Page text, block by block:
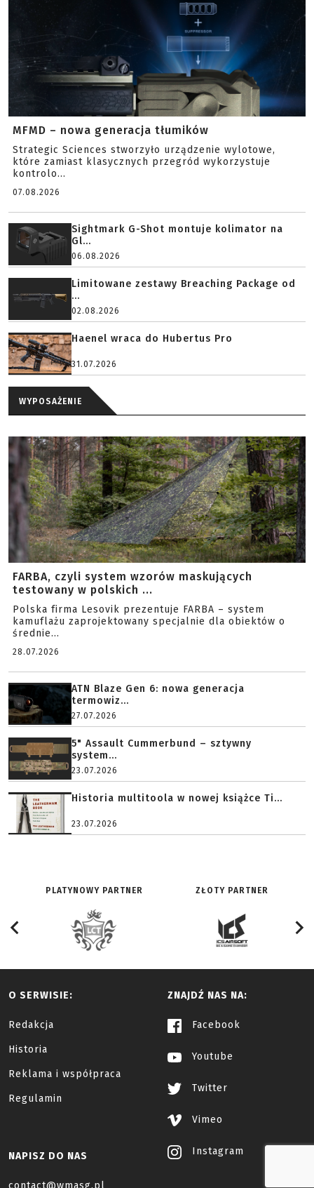
MFMD – nowa generacja tłumików
Strategic Sciences stworzyło urządzenie wylotowe,
które zamiast klasycznych przegród wykorzystuje
kontrolo...
07.08.2026
Sightmark G-Shot montuje kolimator na
Gl...
06.08.2026
Limitowane zestawy Breaching Package od
...
02.08.2026
Haenel wraca do Hubertus Pro
31.07.2026
WYPOSAŻENIE
FARBA, czyli system wzorów maskujących
testowany w polskich ...
Polska firma Lesovik prezentuje FARBA – system
kamuflażu zaprojektowany specjalnie dla obiektów o
średnie...
28.07.2026
ATN Blaze Gen 6: nowa generacja
termowiz...
27.07.2026
5" Assault Cummerbund – sztywny
system...
23.07.2026
Historia multitoola w nowej książce Ti...
23.07.2026
PLATYNOWY PARTNER ZŁOTY PARTNER
O SERWISIE:
Redakcja
Historia
Reklama i współpraca
Regulamin
ZNAJDŹ NAS NA:
Facebook
Youtube
Twitter
Vimeo
Instagram
NAPISZ DO NAS